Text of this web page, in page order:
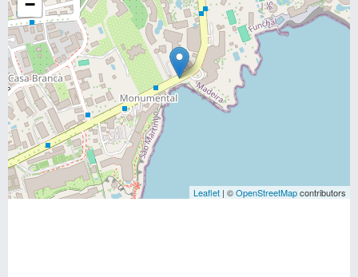
−
Leaflet | ©OpenStreetMapcontributors